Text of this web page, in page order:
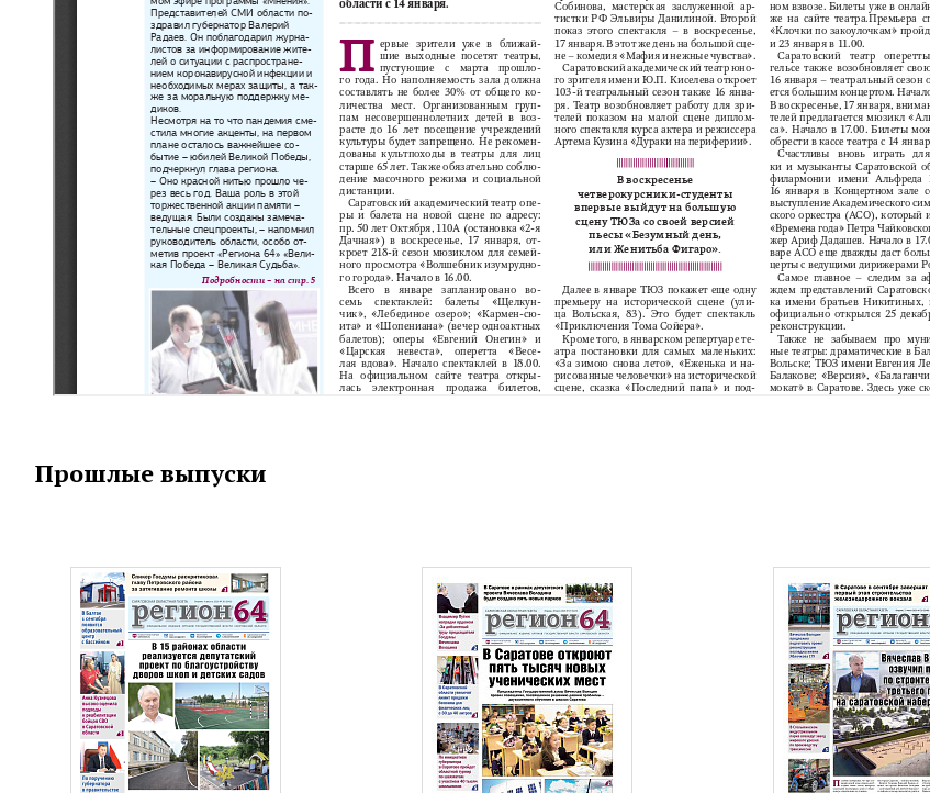
Прошлые выпуски